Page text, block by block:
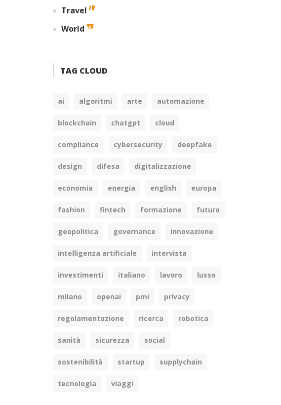
Travel 18
World 93
TAG CLOUD
ai algoritmi arte automazione
blockchain chatgpt cloud
compliance cybersecurity deepfake
design difesa digitalizzazione
economia energia english europa
fashion fintech formazione futuro
geopolitica governance innovazione
intelligenza artificiale intervista
investimenti italiano lavoro lusso
milano openai pmi privacy
regolamentazione ricerca robotica
sanità sicurezza social
sostenibilità startup supplychain
tecnologia viaggi